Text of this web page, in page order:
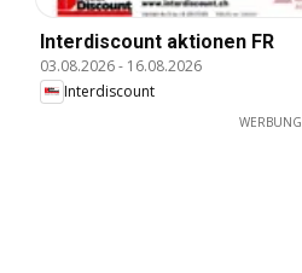
Interdiscount aktionen FR
03.08.2026- 16.08.2026
Interdiscount
WERBUNG